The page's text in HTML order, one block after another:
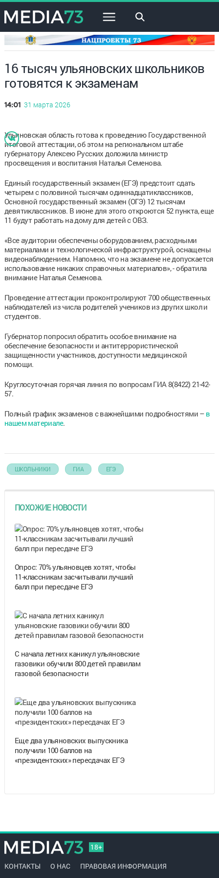
×
16 тысяч ульяновских школьников
готовятся к экзаменам
14:01 31 марта 2026
Ульяновская область готова к проведению Государственной
итоговой аттестации, об этом на региональном штабе
губернатору Алексею Русских доложила министр
просвещения и воспитания Наталья Семенова.
Единый государственный экзамен (ЕГЭ) предстоит сдать
четырем с половиной тысячам одиннадцатиклассников,
Основной государственный экзамен (ОГЭ) 12 тысячам
девятиклассников. В июне для этого откроются 52 пункта, еще
11 будут работать на дому для детей с ОВЗ.
«Все аудитории обеспечены оборудованием, расходными
материалами и технологической инфраструктурой, оснащены
видеонаблюдением. Напомню, что на экзамене не допускается
использование никаких справочных материалов», - обратила
внимание Наталья Семенова.
Проведение аттестации проконтролируют 700 общественных
наблюдателей из числа родителей учеников из других школ и
студентов.
Губернатор попросил обратить особое внимание на
обеспечение безопасности и антитеррористической
защищенности участников, доступности медицинской
помощи.
Круглосуточная горячая линия по вопросам ГИА 8(8422) 21-42-
57.
Полный график экзаменов с важнейшими подробностями – в
нашем материале.
ШКОЛЬНИКИ ГИА ЕГЭ
ПОХОЖИЕ НОВОСТИ
Опрос: 70% ульяновцев хотят, чтобы
11-классникам засчитывали лучший
балл при пересдаче ЕГЭ
С начала летних каникул ульяновские
газовики обучили 800 детей правилам
газовой безопасности
Еще два ульяновских выпускника
получили 100 баллов на
«президентских» пересдачах ЕГЭ
18+
КОНТАКТЫ О НАС ПРАВОВАЯ ИНФОРМАЦИЯ